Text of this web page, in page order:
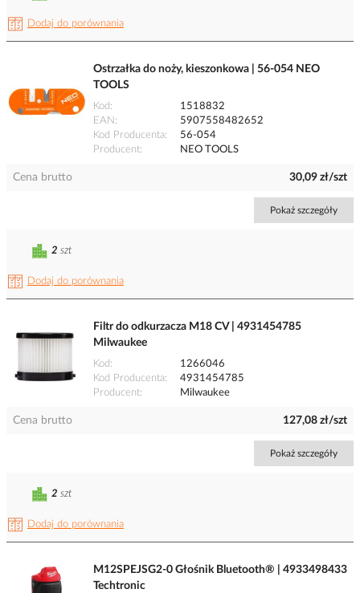
Dodaj do porównania
Ostrzałka do noży, kieszonkowa | 56-054 NEO
TOOLS
Kod
1518832
EAN
5907558482652
Kod Producenta
56-054
Producent
NEO TOOLS
Cena brutto 30,09 zł/szt
Pokaż szczegóły
Dodaj do porównania
2 szt
Filtr do odkurzacza M18 CV | 4931454785
Milwaukee
Kod
1266046
Kod Producenta
4931454785
Producent
Milwaukee
Cena brutto 127,08 zł/szt
Pokaż szczegóły
Dodaj do porównania
2 szt
M12SPEJSG2-0 Głośnik Bluetooth® | 4933498433
Techtronic